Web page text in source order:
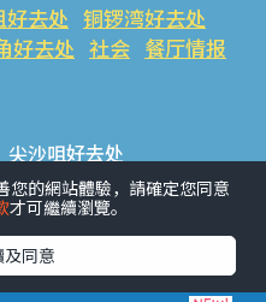
好去处 铜锣湾好去处
好去处 社会 餐厅情报
尖沙咀好去处
好去处 旺角好去处 社会
#美食社群热话
的網站體驗，請確定您同意
才可繼續瀏覽。
同意